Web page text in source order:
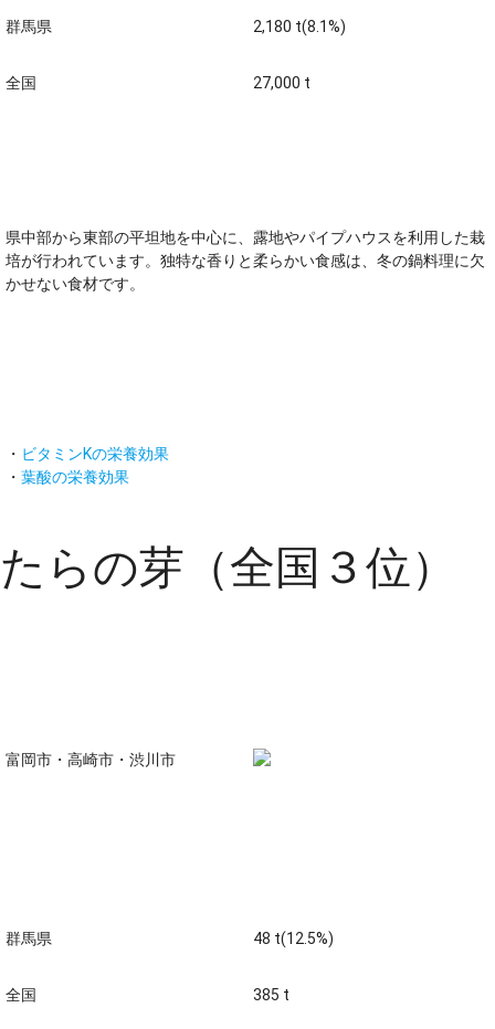
群馬県 2,180 t(8.1%)
全国 27,000 t
県中部から東部の平坦地を中心に、露地やパイプハウスを利用した栽
培が行われています。独特な香りと柔らかい食感は、冬の鍋料理に欠
かせない食材です。
・ ビタミンKの栄養効果
・ 葉酸の栄養効果
たらの芽（全国３位）
富岡市・高崎市・渋川市
群馬県 48 t(12.5%)
全国 385 t